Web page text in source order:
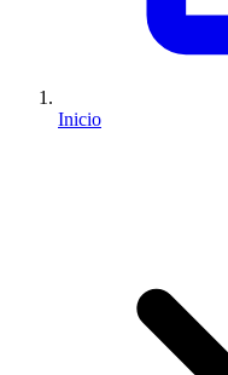
Inicio